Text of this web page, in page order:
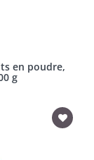
en poudre,
g